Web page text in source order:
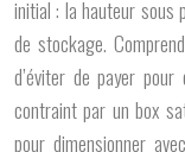
initial : la hauteur sous
de stockage.
d’éviter de payer
contraint par un box
pour dimensionner